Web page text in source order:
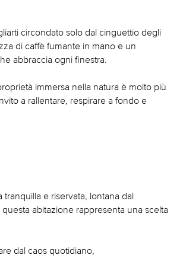
circondato solo dal cinguettio degli
di caffè fumante in mano e un
abbraccia ogni finestra.
immersa nella natura è molto più
a rallentare, respirare a fondo e
tranquilla e riservata, lontana dal
abitazione rappresenta una scelta
dal caos quotidiano,